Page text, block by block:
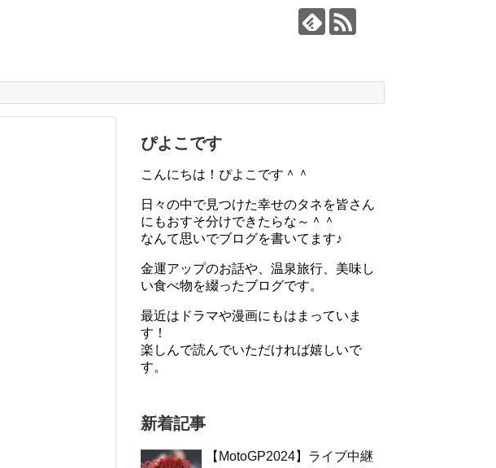
ぴよこです
こんにちは！ぴよこです＾＾
日々の中で見つけた幸せのタネを皆さん
にもおすそ分けできたらな～＾＾
なんて思いでブログを書いてます♪
金運アップのお話や、温泉旅行、美味し
い食べ物を綴ったブログです。
最近はドラマや漫画にもはまっていま
す！
楽しんで読んでいただければ嬉しいで
す。
新着記事
【MotoGP2024】ライブ中継